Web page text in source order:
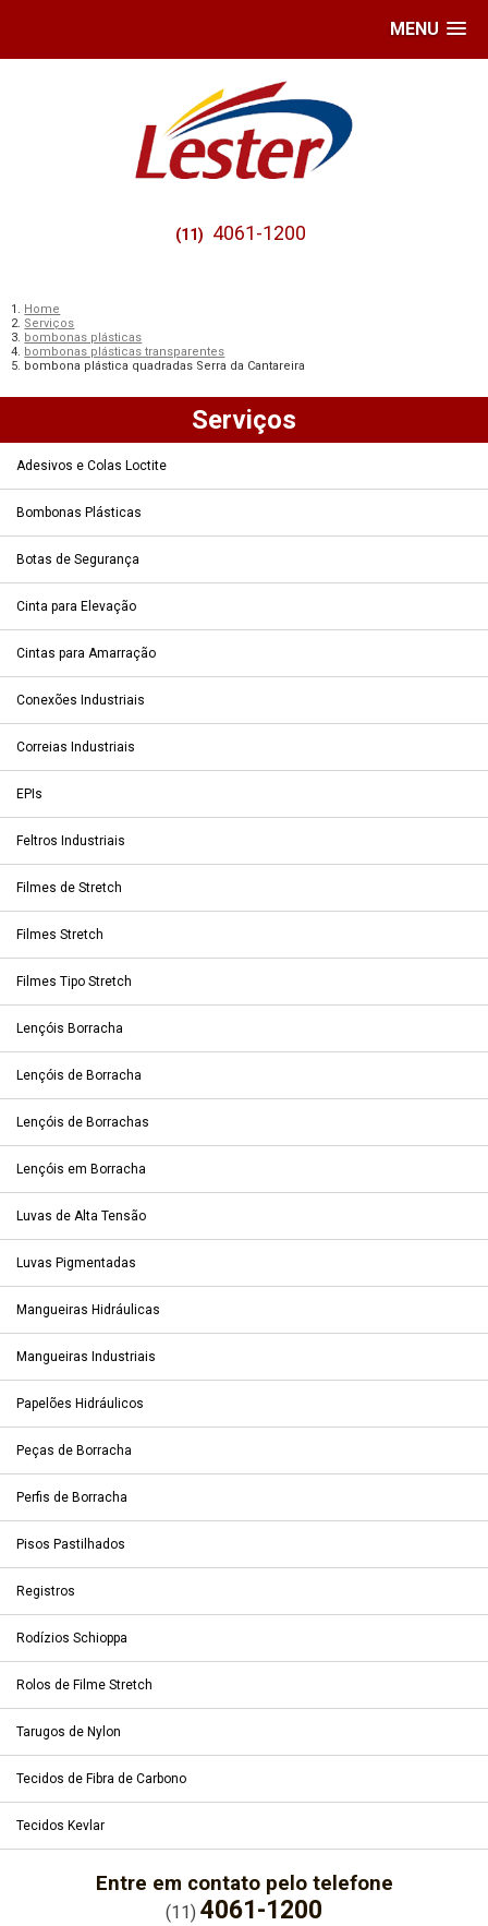
MENU
(11) 4061-1200
Home
Serviços
bombonas plásticas
bombonas plásticas transparentes
bombona plástica quadradas Serra da Cantareira
Serviços
Adesivos e Colas Loctite
Bombonas Plásticas
Botas de Segurança
Cinta para Elevação
Cintas para Amarração
Conexões Industriais
Correias Industriais
EPIs
Feltros Industriais
Filmes de Stretch
Filmes Stretch
Filmes Tipo Stretch
Lençóis Borracha
Lençóis de Borracha
Lençóis de Borrachas
Lençóis em Borracha
Luvas de Alta Tensão
Luvas Pigmentadas
Mangueiras Hidráulicas
Mangueiras Industriais
Papelões Hidráulicos
Peças de Borracha
Perfis de Borracha
Pisos Pastilhados
Registros
Rodízios Schioppa
Rolos de Filme Stretch
Tarugos de Nylon
Tecidos de Fibra de Carbono
Tecidos Kevlar
Entre em contato pelo telefone
(11) 4061-1200